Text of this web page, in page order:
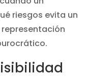
riesgos evita un